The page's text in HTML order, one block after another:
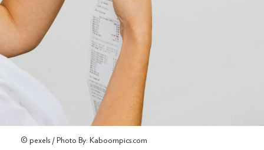
© pexels / Photo By: Kaboompics.com